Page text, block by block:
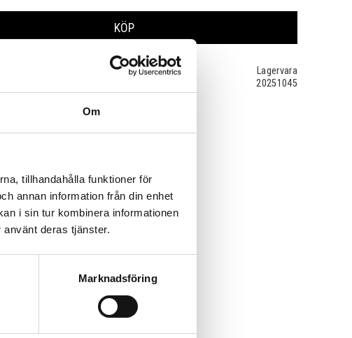
Om
tillhandahålla funktioner för
annan information från din enhet
i sin tur kombinera informationen
deras tjänster.
Marknadsföring
KÖP
Lagervara
20251045